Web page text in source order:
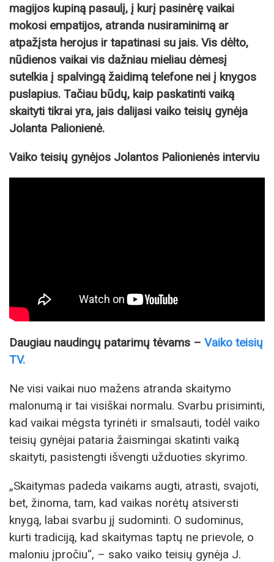
magijos kupiną pasaulį, į kurį pasinėrę vaikai
mokosi empatijos, atranda nusiraminimą ar
atpažįsta herojus ir tapatinasi su jais. Vis dėlto,
nūdienos vaikai vis dažniau mieliau dėmesį
sutelkia į spalvingą žaidimą telefone nei į knygos
puslapius. Tačiau būdų, kaip paskatinti vaiką
skaityti tikrai yra, jais dalijasi vaiko teisių gynėja
Jolanta Palionienė.
Vaiko teisių gynėjos Jolantos Palionienės interviu
Daugiau naudingų patarimų tėvams – Vaiko teisių
TV.
Ne visi vaikai nuo mažens atranda skaitymo
malonumą ir tai visiškai normalu. Svarbu prisiminti,
kad vaikai mėgsta tyrinėti ir smalsauti, todėl vaiko
teisių gynėjai pataria žaismingai skatinti vaiką
skaityti, pasistengti išvengti užduoties skyrimo.
„Skaitymas padeda vaikams augti, atrasti, svajoti,
bet, žinoma, tam, kad vaikas norėtų atsiversti
knygą, labai svarbu jį sudominti. O sudominus,
kurti tradiciją, kad skaitymas taptų ne prievole, o
maloniu įpročiu“, – sako vaiko teisių gynėja J.